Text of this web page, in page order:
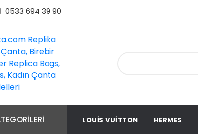
0533 694 39 90
Çanta Modelleri
LOUIS VUITTON HERMES